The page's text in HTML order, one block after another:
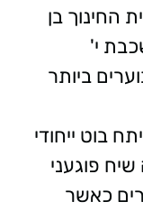
החינוך בן
י'
ביותר
בוט ייחודי
פוגעני
כאשר